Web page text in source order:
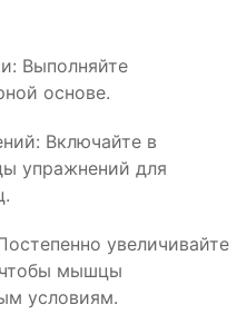
Выполняйте
основе.
Включайте в
упражнений для
увеличивайте
чтобы мышцы
условиям.